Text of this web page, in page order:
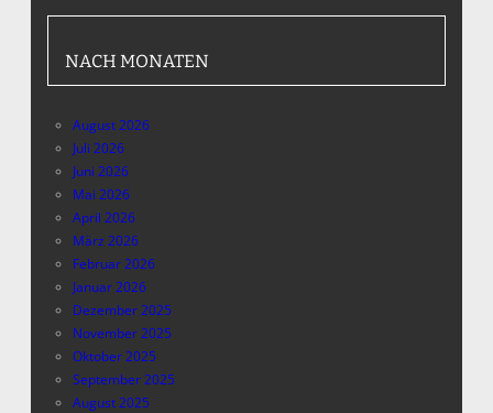
NACH MONATEN
August 2026
Juli 2026
Juni 2026
Mai 2026
April 2026
März 2026
Februar 2026
Januar 2026
Dezember 2025
November 2025
Oktober 2025
September 2025
August 2025